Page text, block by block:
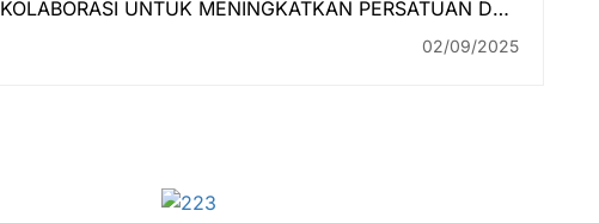
KOLABORASI UNTUK MENINGKATKAN PERSATUAN DAN
02/09/2025